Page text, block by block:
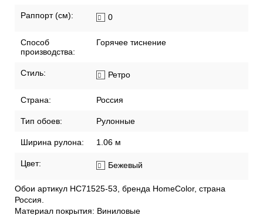
Раппорт (см): 0
Способ
производства:
Горячее тиснение
Стиль: Ретро
Страна: Россия
Тип обоев: Рулонные
Ширина рулона: 1.06 м
Цвет: Бежевый
Обои артикул HC71525-53, бренда HomeColor, страна
Россия.
Материал покрытия: Виниловые